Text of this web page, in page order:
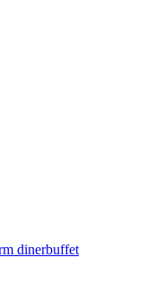
dinerbuffet